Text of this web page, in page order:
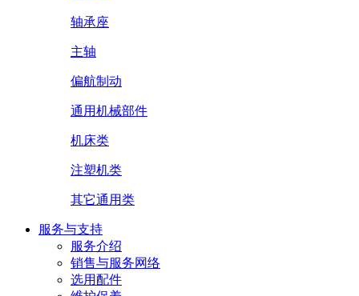
轴承座
主轴
偏航制动
通用机械部件
机床类
注塑机类
其它通用类
服务与支持
服务介绍
销售与服务网络
选用配件